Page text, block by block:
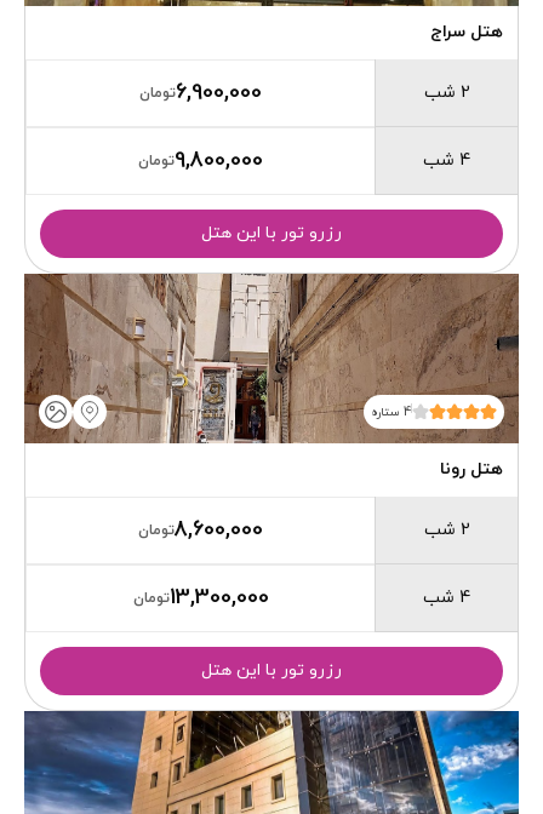
هتل سراج
2 شب
4 شب
6,900,000تومان
9,800,000تومان
رزرو تور با این هتل
4 ستاره
هتل رونا
2 شب
4 شب
8,600,000تومان
13,300,000تومان
رزرو تور با این هتل